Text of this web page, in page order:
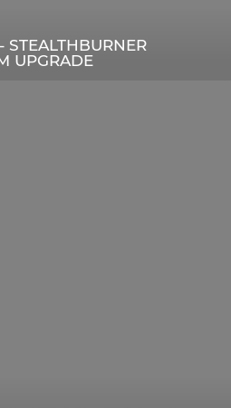
STEALTHBURNER
UPGRADE